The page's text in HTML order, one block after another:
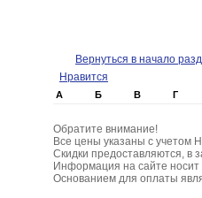
Вернуться в начало
Нравится
А Б В Г
Обратите внимание!
Все цены указаны с учетом
Скидки предоставляются, в
Информация на сайте носит
Основанием для оплаты